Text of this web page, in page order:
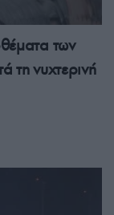
των
τη νυχτερινή